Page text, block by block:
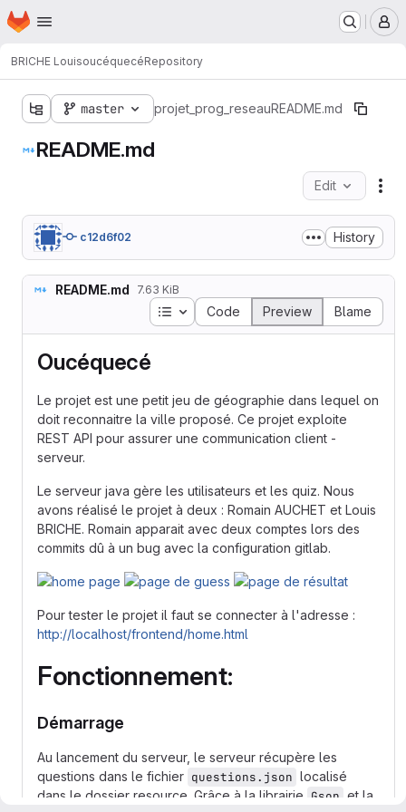
Skip to main content
Homepage
BRICHE LouisoucéquecéRepository
master projet_prog_reseauREADME.md
README.md
Edit
c12d6f02 History
README.md 7.63 KiB
Table of contents
Code Preview Blame
Oucéquecé
Le projet est une petit jeu de géographie dans lequel on
doit reconnaitre la ville proposé. Ce projet exploite
REST API pour assurer une communication client -
serveur.
Le serveur java gère les utilisateurs et les quiz. Nous
avons réalisé le projet à deux : Romain AUCHET et Louis
BRICHE. Romain apparait avec deux comptes lors des
commits dû à un bug avec la configuration gitlab.
Pour tester le projet il faut se connecter à l'adresse :
http://localhost/frontend/home.html
Fonctionnement:
Démarrage
Au lancement du serveur, le serveur récupère les
questions dans le fichier questions.json localisé
dans le dossier resource. Grâce à la librairie Gson et la